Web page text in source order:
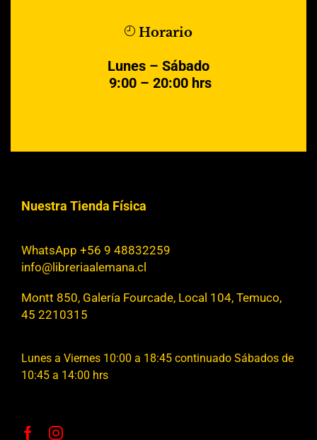
Horario
Lunes – Sábado
9:00 – 20:00 hrs
Nuestra Tienda Física
WhatsApp +56 9 48832259
info@libreriaalemana.cl
Montt 850, Galería Fourcade, Local 104, Temuco,
45 2210315
Lunes a Viernes 10:00 a 18:45 continuado Sábados de
10:45 a 14:00 hrs